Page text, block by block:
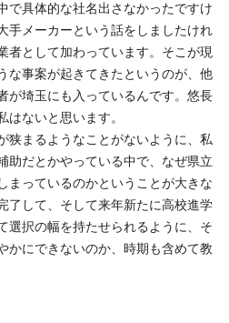
で具体的な社名出さなかったですけ
手メーカーという話をしましたけれ
者として加わっています。そこが現
な事案が起きてきたというのが、他
が埼玉にも入っているんです。悠長
はないと思います。
狭まるようなことがないように、私
助だとかやっている中で、なぜ県立
まっているのかということが大きな
了して、そして来年新たに高校進学
選択の幅を持たせられるように、そ
かにできないのか、時期も含めて教